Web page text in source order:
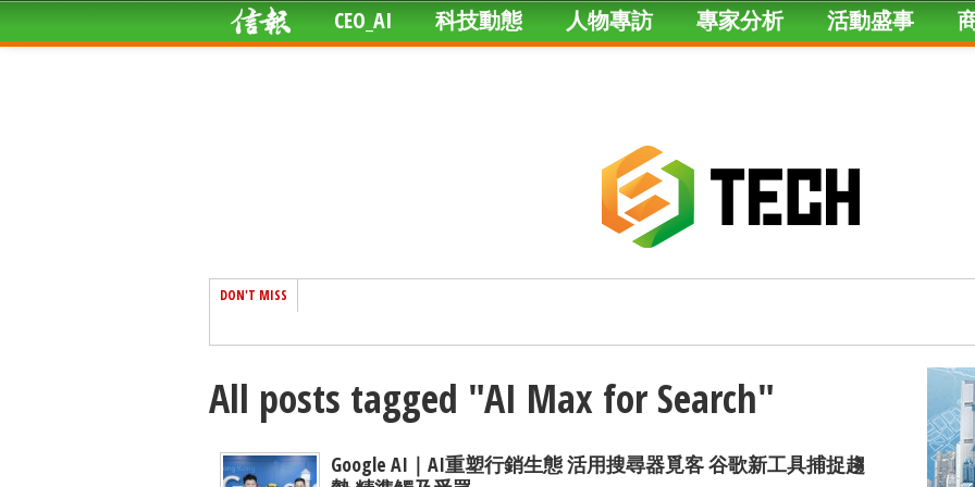
CEO_AI 科技動態 人物專訪 專家分析 活動盛事
DON'T MISS
All posts tagged "AI Max for Search"
Google AI｜AI重塑行銷生態 活用搜尋器覓客 谷歌新工具捕捉趨